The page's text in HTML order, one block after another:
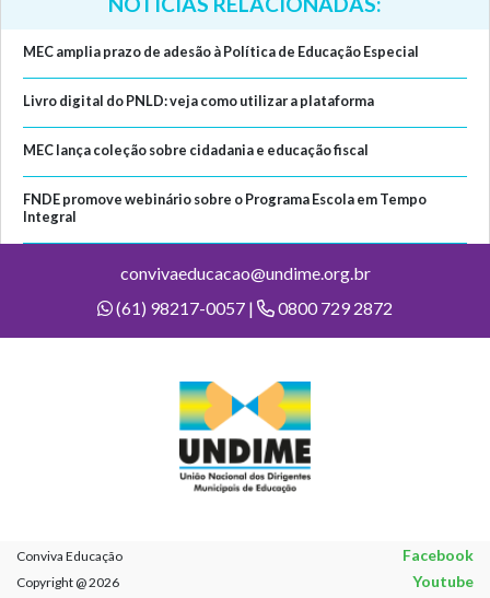
MEC amplia prazo de adesão à Política de Educação Especial
Livro digital do PNLD: veja como utilizar a plataforma
MEC lança coleção sobre cidadania e educação fiscal
FNDE promove webinário sobre o Programa Escola em Tempo
Integral
convivaeducacao@undime.org.br
(61) 98217-0057 |
0800 729 2872
Conviva Educação Facebook
Copyright @ 2026 Youtube